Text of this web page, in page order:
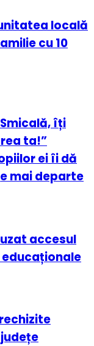
locală
cu 10
îți
ta!”
ei îi dă
mai departe
accesul